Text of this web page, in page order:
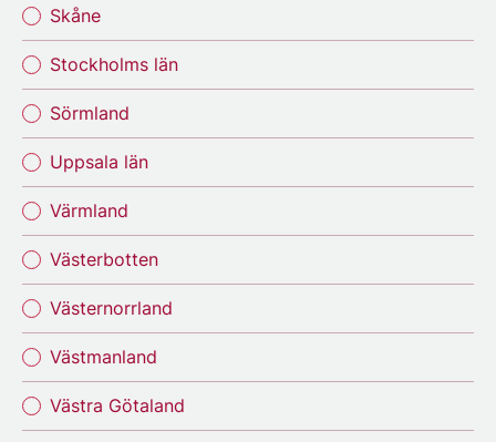
Skåne
Stockholms län
Sörmland
Uppsala län
Värmland
Västerbotten
Västernorrland
Västmanland
Västra Götaland